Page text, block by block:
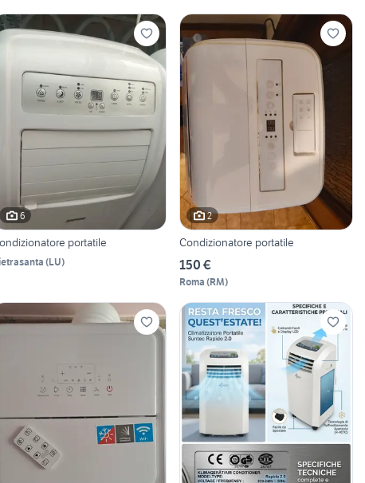
6
portatile
(LU)
2
Condizionatore portatile
150 €
Roma (RM)